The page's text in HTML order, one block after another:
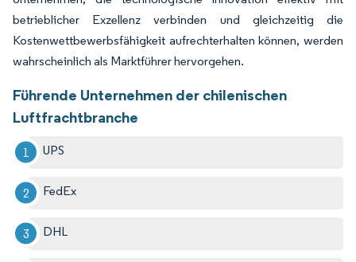
betrieblicher Exzellenz verbinden und gleichzeitig die
Kostenwettbewerbsfähigkeit aufrechterhalten können, werden
wahrscheinlich als Marktführer hervorgehen.
Führende Unternehmen der chilenischen
Luftfrachtbranche
UPS
FedEx
DHL